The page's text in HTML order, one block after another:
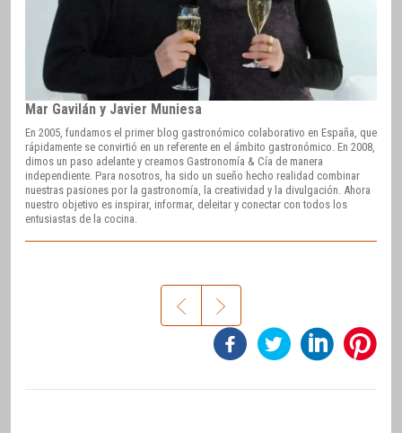
Mar Gavilán y Javier Muniesa
En 2005, fundamos el primer blog gastronómico colaborativo en España, que
rápidamente se convirtió en un referente en el ámbito gastronómico. En 2008,
dimos un paso adelante y creamos Gastronomía & Cía de manera
independiente. Para nosotros, ha sido un sueño hecho realidad combinar
nuestras pasiones por la gastronomía, la creatividad y la divulgación. Ahora
nuestro objetivo es inspirar, informar, deleitar y conectar con todos los
entusiastas de la cocina.